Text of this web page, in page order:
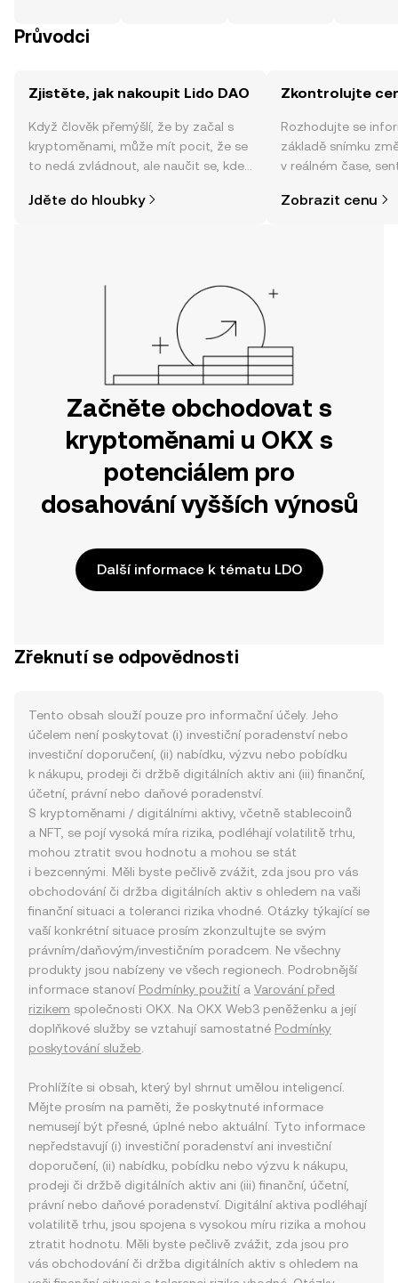
Průvodci
Zjistěte, jak nakoupit Lido DAO
Když člověk přemýšlí, že by začal s
kryptoměnami, může mít pocit, že se
to nedá zvládnout, ale naučit se, kde
jednodušší, než si myslíte. Odstartujte
Jděte do hloubky
Zkontrolujte
Rozhodujte se
základě snímku
v reálném čase,
Zobrazit cenu
Začněte obchodovat s
kryptoměnami u OKX s
potenciálem pro
dosahování vyšších výnosů
Další informace k tématu LDO
Zřeknutí se odpovědnosti
Tento obsah slouží pouze pro informační účely. Jeho
účelem není poskytovat (i) investiční poradenství nebo
investiční doporučení, (ii) nabídku, výzvu nebo pobídku
k nákupu, prodeji či držbě digitálních aktiv ani (iii) finanční,
účetní, právní nebo daňové poradenství.
S kryptoměnami / digitálními aktivy, včetně stablecoinů
a NFT, se pojí vysoká míra rizika, podléhají volatilitě trhu,
mohou ztratit svou hodnotu a mohou se stát
i bezcennými. Měli byste pečlivě zvážit, zda jsou pro vás
obchodování či držba digitálních aktiv s ohledem na vaši
finanční situaci a toleranci rizika vhodné. Otázky týkající se
vaší konkrétní situace prosím zkonzultujte se svým
právním/daňovým/investičním poradcem. Ne všechny
produkty jsou nabízeny ve všech regionech. Podrobnější
informace stanoví Podmínky použitía Varování před
rizikem společnosti OKX. Na OKX Web3 peněženku a její
doplňkové služby se vztahují samostatné Podmínky
poskytování služeb
Prohlížíte si obsah, který byl shrnut umělou inteligencí.
Mějte prosím na paměti, že poskytnuté informace
nemusejí být přesné, úplné nebo aktuální. Tyto informace
nepředstavují (i) investiční poradenství ani investiční
doporučení, (ii) nabídku, pobídku nebo výzvu k nákupu,
prodeji či držbě digitálních aktiv ani (iii) finanční, účetní,
právní nebo daňové poradenství. Digitální aktiva podléhají
volatilitě trhu, jsou spojena s vysokou míru rizika a mohou
ztratit hodnotu. Měli byste pečlivě zvážit, zda jsou pro
vás obchodování či držba digitálních aktiv s ohledem na